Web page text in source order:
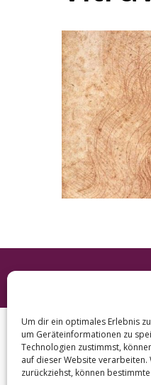
Um dir ein optimales Erlebnis
um Geräteinformationen zu
Technologien zustimmst,
auf dieser Website
zurückziehst, können
S
e
a
r
c
h
f
o
r